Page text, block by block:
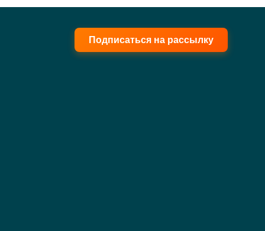
Подписаться на рассылку